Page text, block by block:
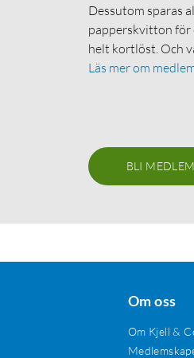
Dessutom sparas
papperskvitton för
helt kortlöst. Och
Läs mer om
BLI MEDLEM
Om oss
Om Kjell &